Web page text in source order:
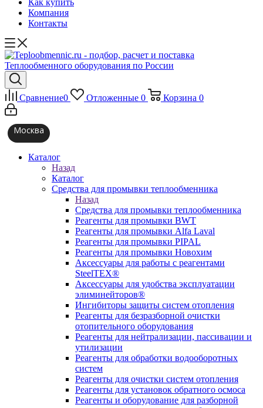
Как купить
Компания
Контакты
Сравнение0 Отложенные 0 Корзина 0
Москва
Каталог
Назад
Каталог
Средства для промывки теплообменника
Назад
Средства для промывки теплообменника
Реагенты для промывки BWT
Реагенты для промывки Alfa Laval
Реагенты для промывки PIPAL
Реагенты для промывки Новохим
Аксессуары для работы с реагентами
SteelTEX®
Аксессуары для удобства эксплуатации
элиминейторов®
Ингибиторы защиты систем отопления
Реагенты для безразборной очистки
отопительного оборудования
Реагенты для нейтрализации, пассивации и
утилизации
Реагенты для обработки водооборотных
систем
Реагенты для очистки систем отопления
Реагенты для установок обратного осмоса
Реагенты и оборудование для разборной